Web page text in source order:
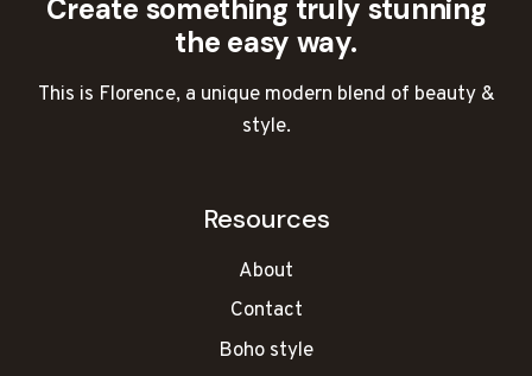
Create something truly stunning
the easy way.
This is Florence, a unique modern blend of beauty &
style.
Resources
About
Contact
Boho style